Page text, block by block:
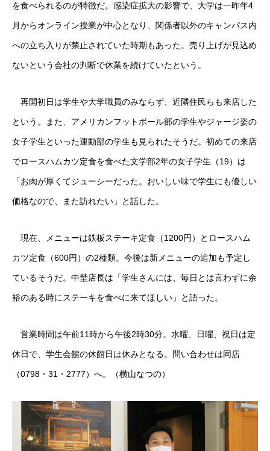
を食べられるのが特徴だ。感染症拡大の影響で、大学は一昨年4
月からオンライン授業が中心となり、関係者以外のキャンパス内
への立ち入りが禁止されていた時期もあった。売り上げが見込め
ないという会社の判断で休業を続けていたという。
再開初日は学生や大学職員のみならず、近隣住民らも来店した
という。また、アメリカンフットボール部の学生やジャージ姿の
女子学生といった運動部の学生も見られたそうだ。初めての来店
でロースハムカツ定食を食べた文学部2年の女子学生（19）は
「お肉が厚くてジューシーだった。おいしい味で学生にも優しい
価格なので、また訪れたい」と話した。
現在、メニューは鉄板ステーキ定食（1200円）とロースハム
カツ定食（600円）の2種類。今後は新メニューの追加も予定し
ているそうだ。中埜店長は「学生さんには、毎日とは言わずに余
裕のある時にステーキを食べに来てほしい」と語った。
営業時間は午前11時から午後2時30分。水曜、日曜、祝日は定
休日で、学生会館の休館日は休みとなる。問い合わせは同店
（0798・31・2777）へ。（横山なつの）